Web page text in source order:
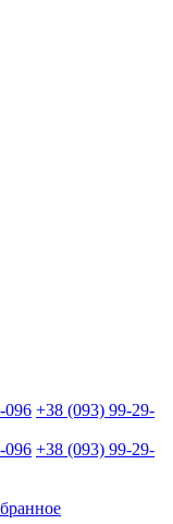
096 +38 (093) 99-29-
096 +38 (093) 99-29-